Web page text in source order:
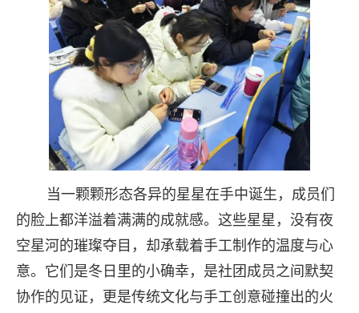
当一颗颗形态各异的星星在手中诞生，成员们
的脸上都洋溢着满满的成就感。这些星星，没有夜
空星河的璀璨夺目，却承载着手工制作的温度与心
意。它们是冬日里的小确幸，是社团成员之间默契
协作的见证，更是传统文化与手工创意碰撞出的火